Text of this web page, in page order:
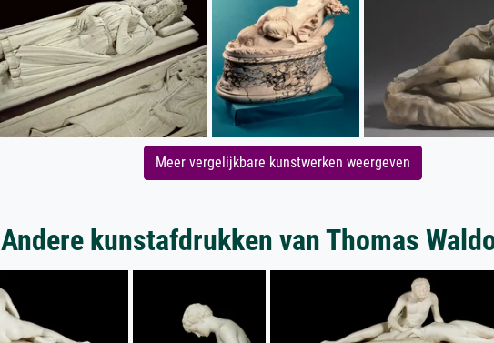
Meer vergelijkbare kunstwerken weergeven
Andere kunstafdrukken van Thomas